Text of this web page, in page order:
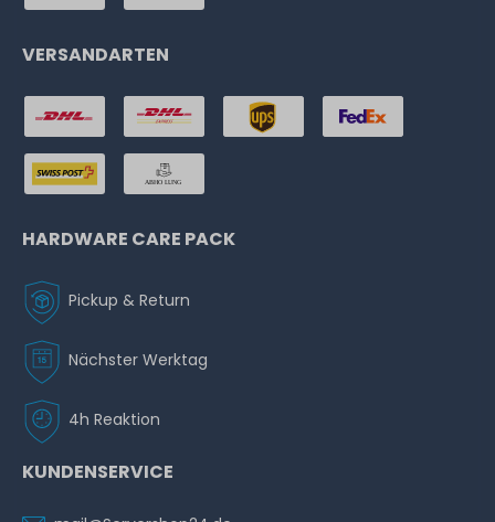
VERSANDARTEN
HARDWARE CARE PACK
Pickup & Return
Nächster Werktag
4h Reaktion
KUNDENSERVICE